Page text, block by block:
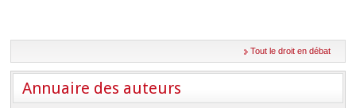
Tout le droit en débat
Annuaire des auteurs